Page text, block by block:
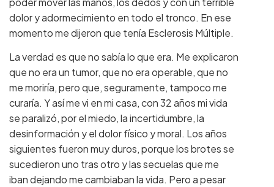
dolor y adormecimiento en todo el tronco. En ese
momento me dijeron que tenía Esclerosis Múltiple.
La verdad es que no sabía lo que era. Me explicaron
que no era un tumor, que no era operable, que no
me moriría, pero que, seguramente, tampoco me
curaría. Y así me vi en mi casa, con 32 años mi vida
se paralizó, por el miedo, la incertidumbre, la
desinformación y el dolor físico y moral. Los años
siguientes fueron muy duros, porque los brotes se
sucedieron uno tras otro y las secuelas que me
iban dejando me cambiaban la vida. Pero a pesar